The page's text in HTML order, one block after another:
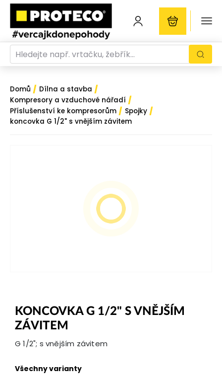
Domů / Dílna a stavba /
Kompresory a vzduchové nářadí /
Příslušenství ke kompresorům / Spojky /
koncovka G 1/2" s vnějším závitem
KONCOVKA G 1/2" S VNĚJŠÍM
ZÁVITEM
G 1/2"; s vnějším závitem
Všechny varianty